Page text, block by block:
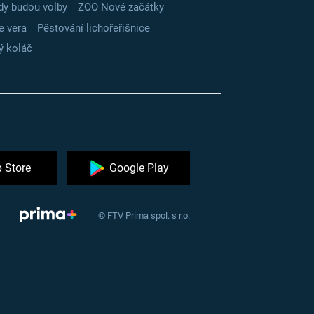
budou volby
ZOO Nové začátky
vera
Pěstování lichořeřišnice
koláč
Store Google Play
© FTV Prima spol. s r.o.